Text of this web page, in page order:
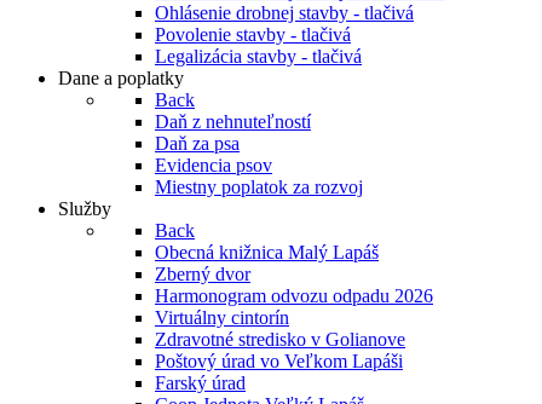
Ohlásenie drobnej stavby - tlačivá
Povolenie stavby - tlačivá
Legalizácia stavby - tlačivá
Dane a poplatky
Back
Daň z nehnuteľností
Daň za psa
Evidencia psov
Miestny poplatok za rozvoj
Služby
Back
Obecná knižnica Malý Lapáš
Zberný dvor
Harmonogram odvozu odpadu 2026
Virtuálny cintorín
Zdravotné stredisko v Golianove
Poštový úrad vo Veľkom Lapáši
Farský úrad